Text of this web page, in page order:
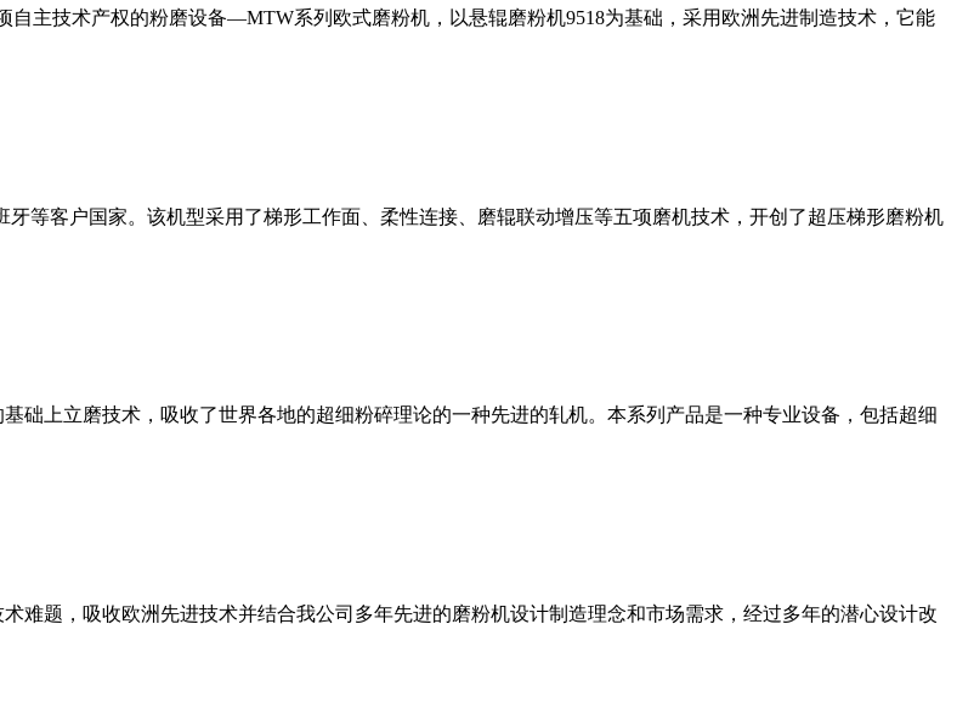
主技术产权的粉磨设备—MTW系列欧式磨粉机，以悬辊磨粉机9518为基础，采用欧洲先进制造技术，它能
等客户国家。该机型采用了梯形工作面、柔性连接、磨辊联动增压等五项磨机技术，开创了超压梯形磨粉机
础上立磨技术，吸收了世界各地的超细粉碎理论的一种先进的轧机。本系列产品是一种专业设备，包括超细
难题，吸收欧洲先进技术并结合我公司多年先进的磨粉机设计制造理念和市场需求，经过多年的潜心设计改